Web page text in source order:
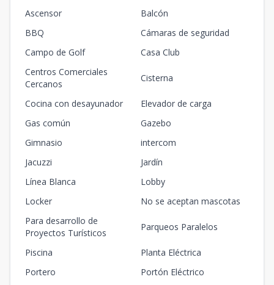
Ascensor
Balcón
BBQ
Cámaras de seguridad
Campo de Golf
Casa Club
Centros Comerciales
Cercanos
Cisterna
Cocina con desayunador
Elevador de carga
Gas común
Gazebo
Gimnasio
intercom
Jacuzzi
Jardín
Línea Blanca
Lobby
Locker
No se aceptan mascotas
Para desarrollo de
Proyectos Turísticos
Parqueos Paralelos
Piscina
Planta Eléctrica
Portero
Portón Eléctrico